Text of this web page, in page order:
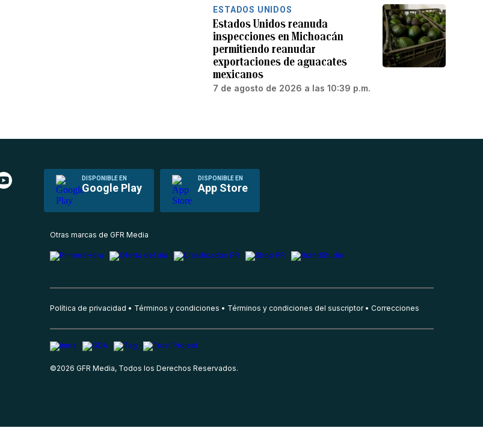
ESTADOS UNIDOS
Estados Unidos reanuda
inspecciones en Michoacán
permitiendo reanudar
exportaciones de aguacates
mexicanos
7 de agosto de 2026 a las 10:39 p.m.
DISPONIBLE EN
Google Play
DISPONIBLE EN
App Store
Otras marcas de GFR Media
Política de privacidad Términos y condiciones Términos y condiciones del suscriptor Correcciones
©2026 GFR Media, Todos los Derechos Reservados.